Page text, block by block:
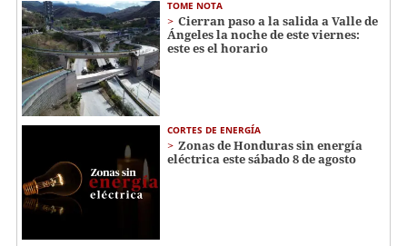
TOME NOTA
Cierran paso a la salida a Valle de
Ángeles la noche de este viernes:
este es el horario
CORTES DE ENERGÍA
Zonas de Honduras sin energía
eléctrica este sábado 8 de agosto